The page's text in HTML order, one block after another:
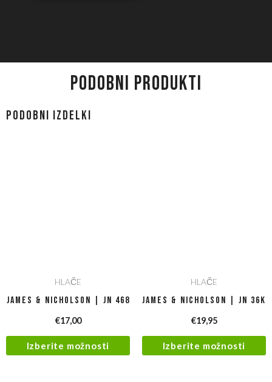
PODOBNI PRODUKTI
Podobni izdelki
HLAČE
James & Nicholson | JN 468
€17,00
Izberite možnosti
HLAČE
James & Nicholson | JN 36K
€19,95
Izberite možnosti